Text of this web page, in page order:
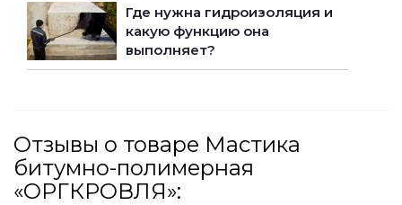
Где нужна гидроизоляция и
какую функцию она
выполняет?
Отзывы о товаре Мастика
битумно-полимерная
«ОРГКРОВЛЯ»: